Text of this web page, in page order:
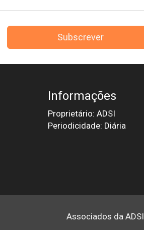
Subscrever
Informações
Proprietário: ADSI
Periodicidade: Diária
Associados da ADSI